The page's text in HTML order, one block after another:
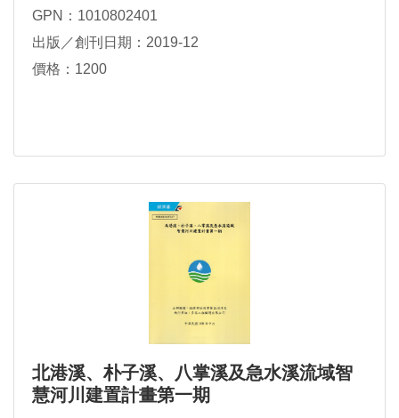
GPN：1010802401
出版／創刊日期：2019-12
價格：1200
北港溪、朴子溪、八掌溪及急水溪流域智
慧河川建置計畫第一期